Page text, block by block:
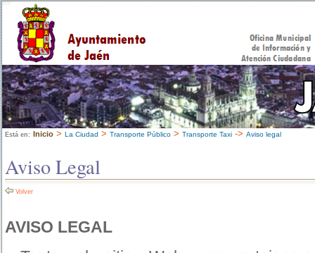
Está en: Inicio > La Ciudad > Transporte Público > Transporte Taxi -> Aviso legal
Aviso Legal
Volver
AVISO LEGAL